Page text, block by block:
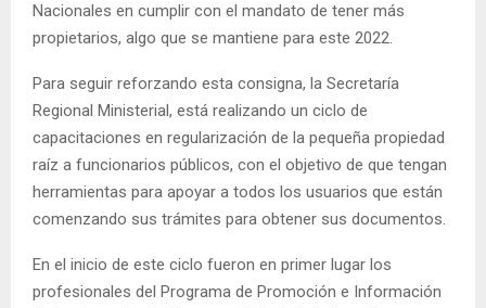
Nacionales en cumplir con el mandato de tener más
propietarios, algo que se mantiene para este 2022.
Para seguir reforzando esta consigna, la Secretaría
Regional Ministerial, está realizando un ciclo de
capacitaciones en regularización de la pequeña propiedad
raíz a funcionarios públicos, con el objetivo de que tengan
herramientas para apoyar a todos los usuarios que están
comenzando sus trámites para obtener sus documentos.
En el inicio de este ciclo fueron en primer lugar los
profesionales del Programa de Promoción e Información